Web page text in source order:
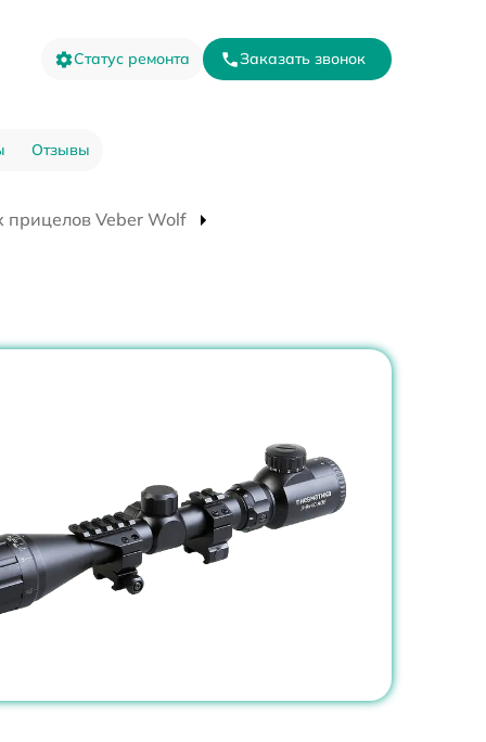
Статус ремонта Заказать звонок
Отзывы
прицелов Veber Wolf